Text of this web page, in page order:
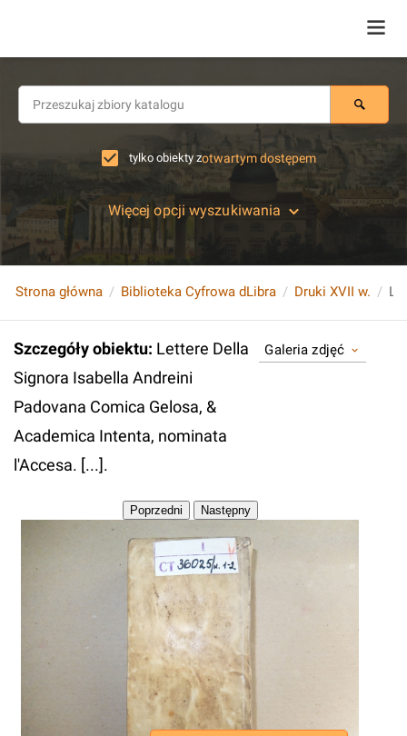
tylko obiekty zotwartym dostępem
Więcej opcji wyszukiwania
Strona główna Biblioteka Cyfrowa dLibra Druki XVII w.
Szczegóły obiektu: Lettere Della
Signora Isabella Andreini
Padovana Comica Gelosa, &
Academica Intenta, nominata
l'Accesa. [...].
Galeria zdjęć